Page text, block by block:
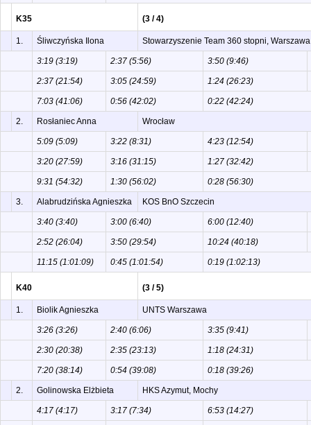
K35 (3 / 4)
1. Śliwczyńska Ilona Stowarzyszenie Team 360 stopni, Warszawa
3:19 (3:19) 2:37 (5:56) 3:50 (9:46)
2:37 (21:54) 3:05 (24:59) 1:24 (26:23)
7:03 (41:06) 0:56 (42:02) 0:22 (42:24)
2. Rosłaniec Anna Wrocław
5:09 (5:09) 3:22 (8:31) 4:23 (12:54)
3:20 (27:59) 3:16 (31:15) 1:27 (32:42)
9:31 (54:32) 1:30 (56:02) 0:28 (56:30)
3. Alabrudzińska Agnieszka KOS BnO Szczecin
3:40 (3:40) 3:00 (6:40) 6:00 (12:40)
2:52 (26:04) 3:50 (29:54) 10:24 (40:18)
11:15 (1:01:09) 0:45 (1:01:54) 0:19 (1:02:13)
K40 (3 / 5)
1. Biolik Agnieszka UNTS Warszawa
3:26 (3:26) 2:40 (6:06) 3:35 (9:41)
2:30 (20:38) 2:35 (23:13) 1:18 (24:31)
7:20 (38:14) 0:54 (39:08) 0:18 (39:26)
2. Golinowska Elżbieta HKS Azymut, Mochy
4:17 (4:17) 3:17 (7:34) 6:53 (14:27)